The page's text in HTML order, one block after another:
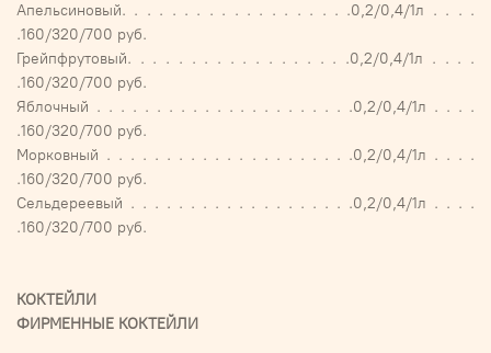
Апельсиновый. . . . . . . . . . . . . . . . . . .0,2/0,4/1л . . . .
.160/320/700 руб.
Грейпфрутовый. . . . . . . . . . . . . . . . . .0,2/0,4/1л . . . .
.160/320/700 руб.
Яблочный . . . . . . . . . . . . . . . . . . . . . .0,2/0,4/1л . . . .
.160/320/700 руб.
Морковный . . . . . . . . . . . . . . . . . . . . .0,2/0,4/1л . . . .
.160/320/700 руб.
Сельдереевый . . . . . . . . . . . . . . . . . . .0,2/0,4/1л . . . .
.160/320/700 руб.
КОКТЕЙЛИ
ФИРМЕННЫЕ КОКТЕЙЛИ